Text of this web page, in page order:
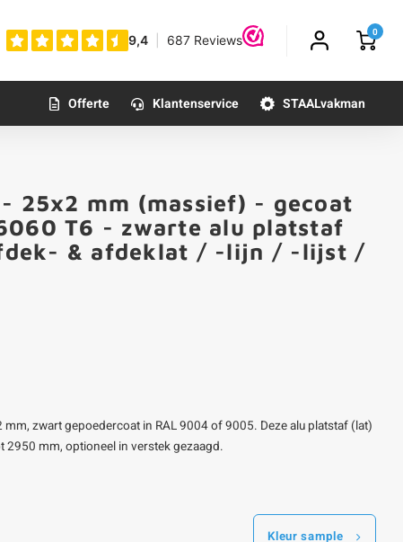
0
Offerte Klantenservice STAALvakman
25x2 mm (massief) - gecoat
T6 - zwarte alu platstaf
& afdeklat / -lijn / -lijst /
zwart gepoedercoat in RAL 9004 of 9005. Deze alu platstaf (lat)
2950 mm, optioneel in verstek gezaagd.
Kleur sample